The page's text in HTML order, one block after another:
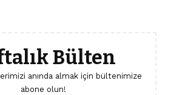
Bülten
anında almak için bültenimize
abone olun!